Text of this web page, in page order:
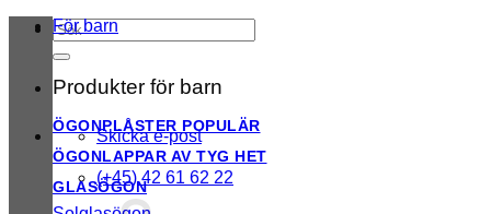
Sök
efter:
Skicka e-post
(+45) 42 61 62 22
För barn
Produkter för barn
ÖGONPLÅSTER
ÖGONLAPPAR AV TYG
GLASÖGON